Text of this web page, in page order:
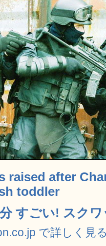
raised after
toddler
すごい! スクワ
で詳しく見